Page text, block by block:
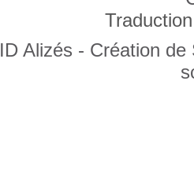
ID Alizés - Création